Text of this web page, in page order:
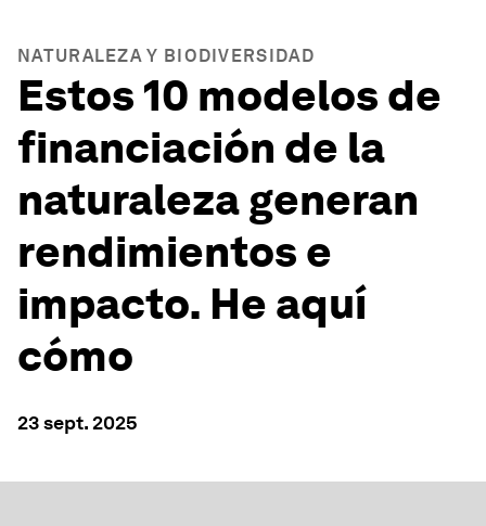
NATURALEZA Y BIODIVERSIDAD
Estos 10 modelos de
financiación de la
naturaleza generan
rendimientos e
impacto. He aquí
cómo
23 sept. 2025